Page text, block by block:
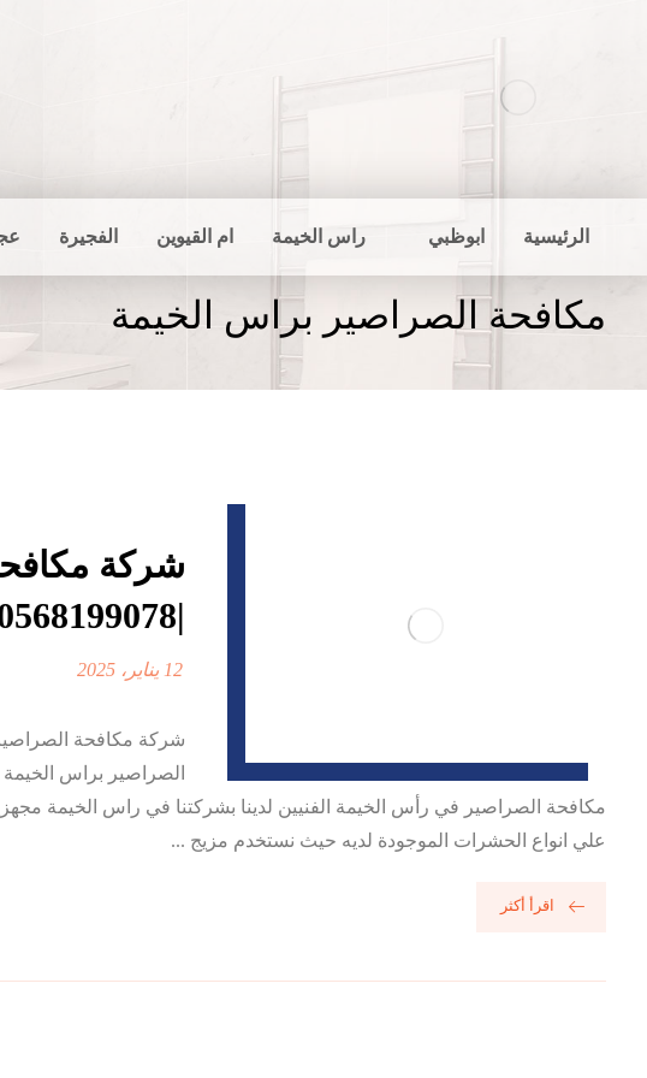
الرئيسية ابوظبي راس الخيمة ام القيوين الفجيرة
مكافحة الصراصير براس الخيمة
شركة
|0568199078| رش مبيدات
12 يناير، 2025
شركة مكافحة
الصراصير براس
مكافحة الصراصير في رأس الخيمة الفنيين لدينا بشركتنا في راس الخيمة
علي انواع الحشرات الموجودة لديه حيث نستخدم مزيج ...
اقرأ أكثر